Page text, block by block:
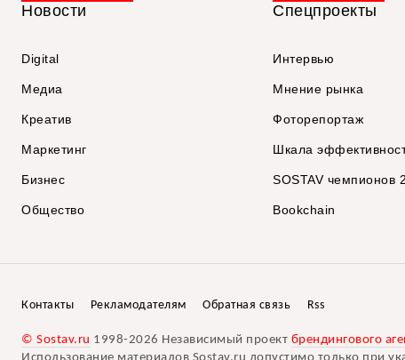
Новости
Digital
Медиа
Креатив
Маркетинг
Бизнес
Общество
Спецпроекты
Интервью
Мнение рынка
Фоторепортаж
Шкала
SOSTAV чемпионов
Bookchain
Контакты Рекламодателям Обратная связь Rss
© Sostav.ru 1998-2026 Независимый проект брендингового